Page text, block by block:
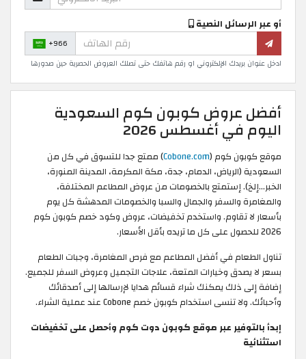
أو عبر الرسائل النصية
+966
ادخل عنوان بريدك الإلكتروني او رقم هاتفك حتى تصلك العروض الحصرية حين صدورها
أفضل عروض كوبون كوم السعودية
اليوم في أغسطس 2026
موقع كوبون كوم (Cobone.com) ممتع جدا للتسوق في كل من
السعودية (الرياض، الدمام، جدة، مكة المكرمة، المدينة المنورة،
الخبر…إلخ). إستمتع بالخصومات من عروض المطاعم المختلفة،
والمغامرة والسفر والجمال والسبا والخصومات المدهشة كل يوم
بأسعار لا تقاوم. واستخدم تخفيضات، عروض وكود خصم كوبون كوم
2026 للحصول على كل ما تريده بأقل الأسعار.
تناول الطعام في أفضل المطاعم مع فرص المغامرة، وجبات الطعام
بسعر لا يصدق وخيارات المتعة، علاجات التجميل وعروض السفر للجميع.
إضافة إلى ذلك يمكنك شراء قسائم هدايا لإرسالها إلى أصدقائك
وأحبائك. ولا تنسى استخدام كوبون خصم Cobone عند عملية الشراء.
إبدأ بالتوفير عبر موقع كوبون دوت كوم وأحصل على تخفيضات
استثنائية